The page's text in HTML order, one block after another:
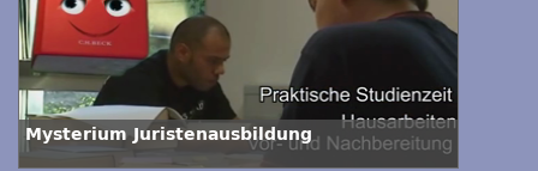
Mysterium Juristenausbildung